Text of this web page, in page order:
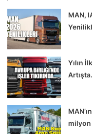
MAN,
Yılın